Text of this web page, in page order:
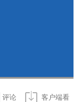
评论 客户端看